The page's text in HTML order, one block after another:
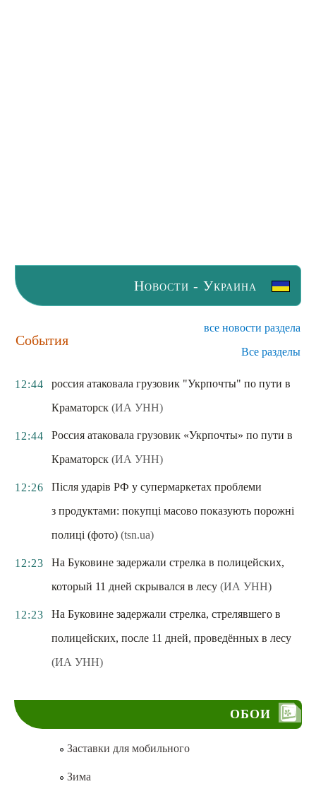
Новости - Украина
События
все новости раздела
Все разделы
12:44
россия атаковала грузовик "Укрпочты" по пути в
Краматорск (ИА УНН)
12:44
Россия атаковала грузовик «Укрпочты» по пути в
Краматорск (ИА УНН)
12:26
Після ударів РФ у супермаркетах проблеми
з продуктами: покупці масово показують порожні
полиці (фото) (tsn.ua)
12:23
На Буковине задержали стрелка в полицейских,
который 11 дней скрывался в лесу (ИА УНН)
12:23
На Буковине задержали стрелка, стрелявшего в
полицейских, после 11 дней, проведённых в лесу
(ИА УНН)
ОБОИ
Заставки для мобильного
Зима